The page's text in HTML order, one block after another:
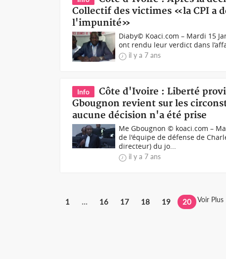
Collectif des victimes «la CPI a
l'impunité»
Diaby© Koaci.com – Mardi 15
ont rendu leur verdict dans
il y a 7 ans
Info
Côte d'Ivoire : Liberté
Gbougnon revient sur les
aucune décision n'a été prise
Me Gbougnon © koaci.com –
de l'équipe de défense de
directeur) du jo...
il y a 7 ans
1 ... 16 17 18 19 20 Voir Plus